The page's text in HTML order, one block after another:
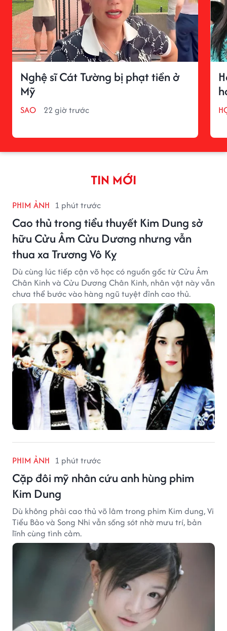
Nghệ sĩ Cát Tường bị phạt tiền ở
Mỹ
SAO 22 giờ trước
TIN MỚI
PHIM ẢNH 1 phút trước
Cao thủ trong tiểu thuyết Kim Dung sở
hữu Cửu Âm Cửu Dương nhưng vẫn
thua xa Trương Vô Kỵ
Dù cùng lúc tiếp cận võ học có nguồn gốc từ Cửu Âm
Chân Kinh và Cửu Dương Chân Kinh, nhân vật này vẫn
chưa thể bước vào hàng ngũ tuyệt đỉnh cao thủ.
PHIM ẢNH 1 phút trước
Cặp đôi mỹ nhân cứu anh hùng phim
Kim Dung
Dù không phải cao thủ võ lâm trong phim Kim dung, Vi
Tiểu Bảo và Song Nhi vẫn sống sót nhờ mưu trí, bản
lĩnh cùng tình cảm.